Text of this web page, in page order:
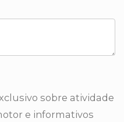
sobre atividade
e informativos